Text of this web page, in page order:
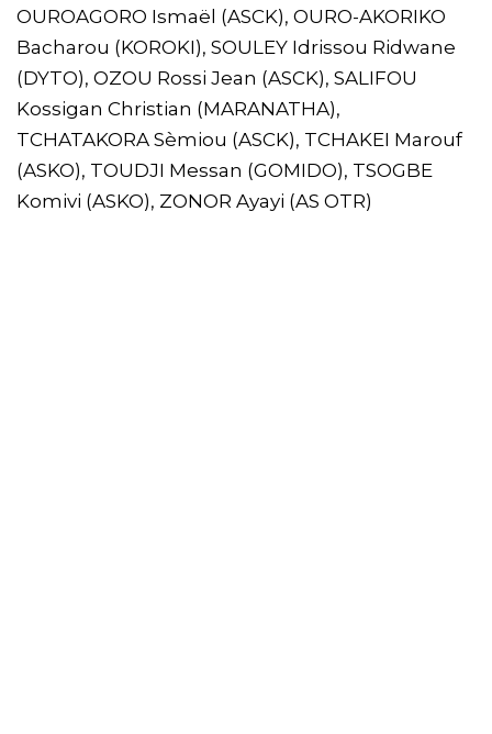
OUROAGORO Ismaël (ASCK), OURO-AKORIKO
Bacharou (KOROKI), SOULEY Idrissou Ridwane
(DYTO), OZOU Rossi Jean (ASCK), SALIFOU
Kossigan Christian (MARANATHA),
TCHATAKORA Sèmiou (ASCK), TCHAKEI Marouf
(ASKO), TOUDJI Messan (GOMIDO), TSOGBE
Komivi (ASKO), ZONOR Ayayi (AS OTR)